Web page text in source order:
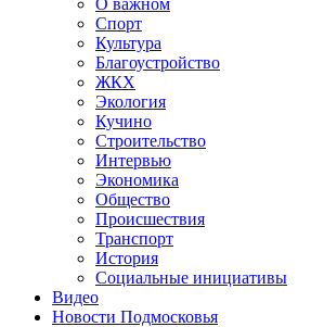
О важном
Спорт
Культура
Благоустройство
ЖКХ
Экология
Кучино
Строительство
Интервью
Экономика
Общество
Происшествия
Транспорт
История
Социальные инициативы
Видео
Новости Подмосковья